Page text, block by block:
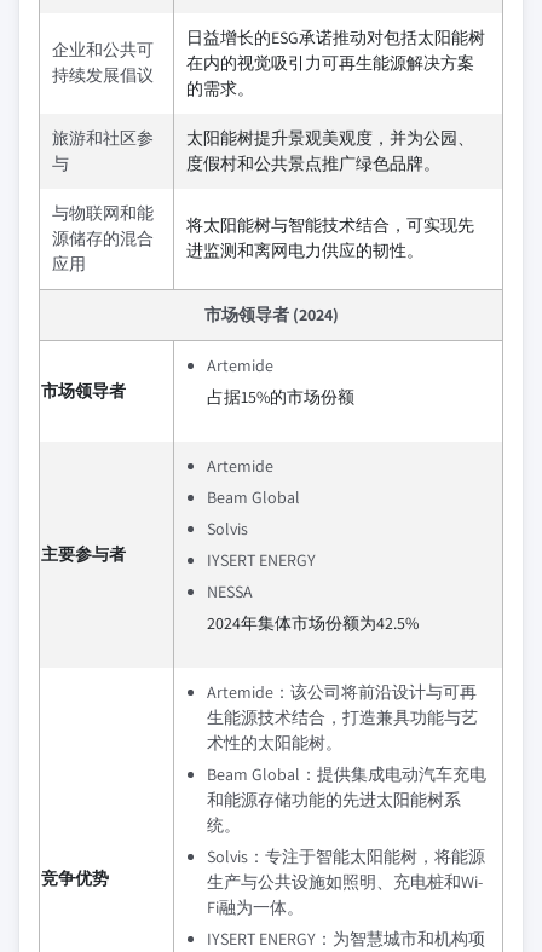
企业和公共可
持续发展倡议
日益增长的ESG承诺推动对包括太阳能树
在内的视觉吸引力可再生能源解决方案
的需求。
旅游和社区参
与
太阳能树提升景观美观度，并为公园、
度假村和公共景点推广绿色品牌。
与物联网和能
源储存的混合
应用
将太阳能树与智能技术结合，可实现先
进监测和离网电力供应的韧性。
市场领导者 (2024)
市场领导者
Artemide
占据15%的市场份额
主要参与者
Artemide
Beam Global
Solvis
IYSERT ENERGY
NESSA
2024年集体市场份额为42.5%
竞争优势
Artemide：该公司将前沿设计与可再
生能源技术结合，打造兼具功能与艺
术性的太阳能树。
Beam Global：提供集成电动汽车充电
和能源存储功能的先进太阳能树系
统。
Solvis：专注于智能太阳能树，将能源
生产与公共设施如照明、充电桩和Wi-
Fi融为一体。
IYSERT ENERGY：为智慧城市和机构项